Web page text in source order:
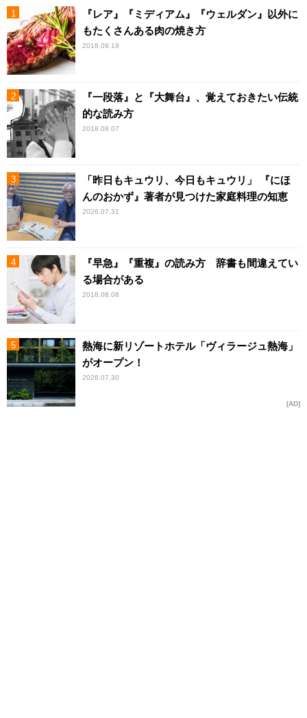
『レア』『ミディアム』『ウェルダン』以外に
もたくさんある肉の焼き方
2018.09.19
『一段落』と『大舞台』、覚えておきたい伝統
的な読み方
2018.08.07
「昨日もキュウリ、今日もキュウリ」 『にほ
んのおかず』著者が見つけた家庭料理の知恵
2026.07.31
『早急』『重複』の読み方 辞書も間違えてい
る場合がある
2018.08.08
熱海に新リゾートホテル「ヴィラージュ熱海」
がオープン！
2026.07.30
AD